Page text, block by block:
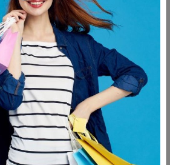
لو بتدور على طقم بولات صغير لأكل الصوصات
- طقم 6 قطع من بولات الزجاج، مناسب
الحلويات الصغيرة.
- خامة زجاج عالية الجودة، شكلها شيك ومثالية
- الحجم مثالي لكل أنواع الأكلات الصغيرة،